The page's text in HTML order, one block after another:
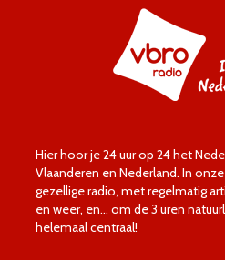
Hier hoor je 24 uur op 24 het
Vlaanderen en Nederland. In
gezellige radio, met regelmatig
en weer, en… om de 3 uren
helemaal centraal!